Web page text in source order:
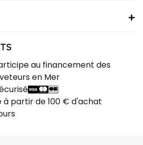
(t-shirt manches longues +
au financement des
en Mer
à partir de 100 € d'achat